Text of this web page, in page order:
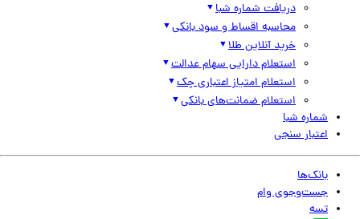
دریافت شماره شبا
محاسبه اقساط و سود بانکی
خرید آنلاین طلا
استعلام دارایی سهام عدالت
استعلام امتیاز اعتباری چک
استعلام ضمانت‌های بانکی
شماره شبا
اعتبار سنجی
بانک‌ها
جست‌وجوی وام
تسه